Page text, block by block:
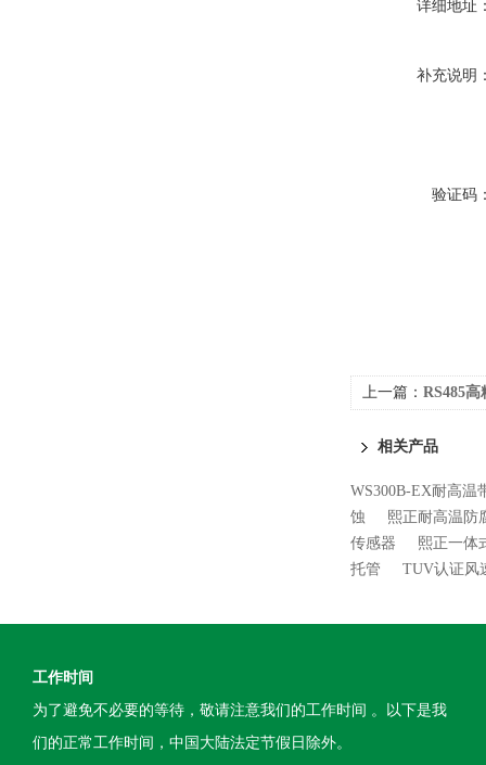
详细地址
补充说明
验证码
上一篇： RS485
相关产品
WS300B-EX耐高温
蚀
熙正耐高温防
传感器
熙正一体
托管
TUV认证风
工作时间
为了避免不必要的等待，敬请注意我们的工作时间 。以下是我
们的正常工作时间，中国大陆法定节假日除外。